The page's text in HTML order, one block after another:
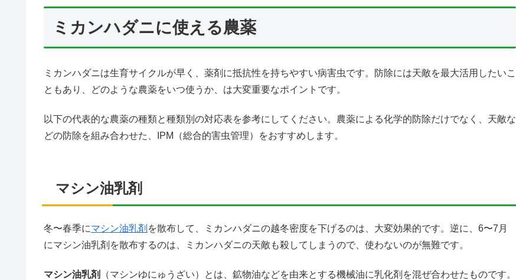
ミカンハダニに使える農薬
ミカンハダニは生育サイクルが早く、薬剤に抵抗性を持ちやすい病害虫です。防除には天敵を最大活用したいこ
ともあり、どのような農薬をいつ使うか、は大変重要なポイントです。
以下の代表的な農薬の種類と種類別の対応表を参考にしてください。農薬による化学的防除だけでなく、天敵な
どの防除を組み合わせた、IPM（総合的害虫管理）をおすすめします。
マシン油乳剤
冬〜春季にマシン油乳剤 を散布して、ミカンハダニの越冬密度を下げるのは、大変効果的です。逆に、6〜7月
にマシン油乳剤を散布するのは、ミカンハダニの天敵も殺してしまうので、使わないのが無難です。
マシン油乳剤
（マシンゆにゅうざい）とは、鉱物油などを由来とする機械油に乳化剤を混ぜ合わせたものです。